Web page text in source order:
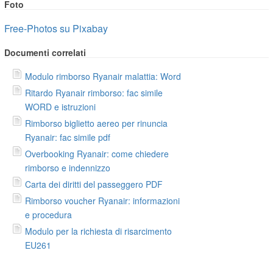
Foto
Free-Photos su Pixabay
Documenti correlati
Modulo rimborso Ryanair malattia: Word
Ritardo Ryanair rimborso: fac simile
WORD e istruzioni
Rimborso biglietto aereo per rinuncia
Ryanair: fac simile pdf
Overbooking Ryanair: come chiedere
rimborso e indennizzo
Carta dei diritti del passeggero PDF
Rimborso voucher Ryanair: informazioni
e procedura
Modulo per la richiesta di risarcimento
EU261